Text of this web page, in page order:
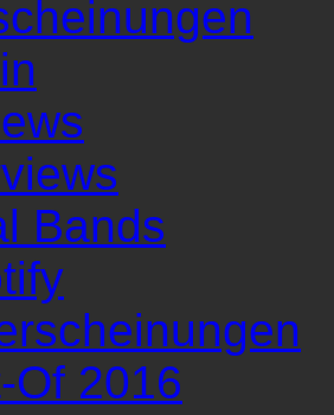
Bands
Of 2016